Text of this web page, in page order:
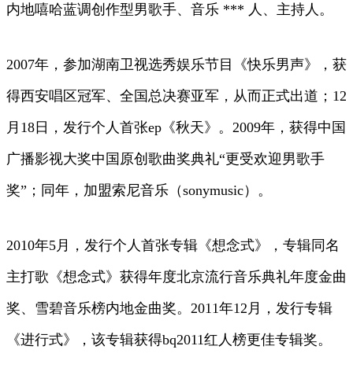
内地嘻哈蓝调创作型男歌手、音乐 *** 人、主持人。
2007年，参加湖南卫视选秀娱乐节目《快乐男声》，获
得西安唱区冠军、全国总决赛亚军，从而正式出道；12
月18日，发行个人首张ep《秋天》。2009年，获得中国
广播影视大奖中国原创歌曲奖典礼“更受欢迎男歌手
奖”；同年，加盟索尼音乐（sonymusic）。
2010年5月，发行个人首张专辑《想念式》，专辑同名
主打歌《想念式》获得年度北京流行音乐典礼年度金曲
奖、雪碧音乐榜内地金曲奖。2011年12月，发行专辑
《进行式》，该专辑获得bq2011红人榜更佳专辑奖。